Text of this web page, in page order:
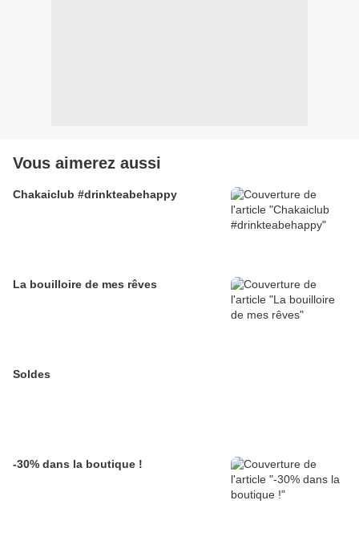
Vous aimerez aussi
Chakaiclub #drinkteabehappy
La bouilloire de mes rêves
Soldes
-30% dans la boutique !